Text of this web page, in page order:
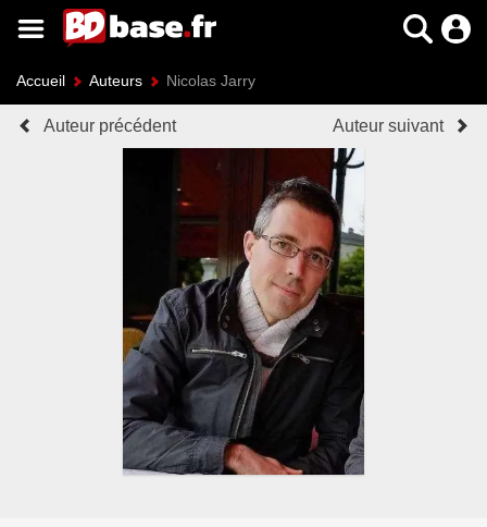
Accueil Auteurs Nicolas Jarry
Auteur précédent Auteur suivant